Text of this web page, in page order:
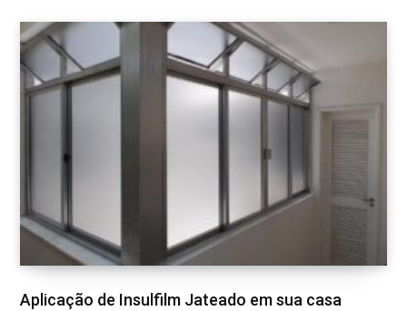
Aplicação de Insulfilm Jateado em sua casa